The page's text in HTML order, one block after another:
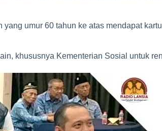
umur 60 tahun ke atas mendapat
khususnya Kementerian Sosial untuk